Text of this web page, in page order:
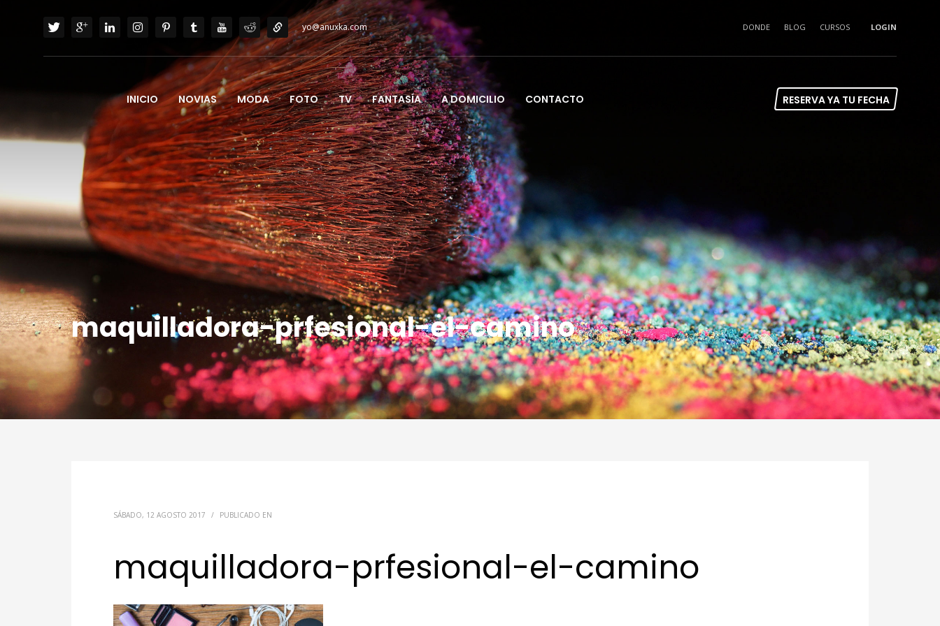
yo@anuxka.com DONDE BLOG CURSOS LOGIN
INICIO NOVIAS MODA FOTO TV FANTASÍA A DOMICILIO CONTACTO RESERVA YA TU FECHA
maquilladora-prfesional-el-camino
SÁBADO, 12 AGOSTO 2017 / PUBLICADO EN
maquilladora-prfesional-el-camino